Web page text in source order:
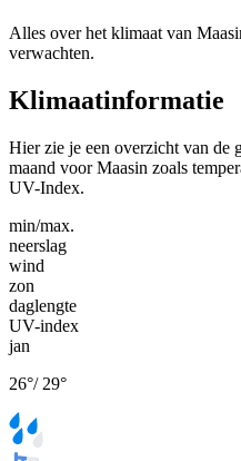
Alles over het klimaat van
verwachten.
Klimaatinformatie
Hier zie je een overzicht van de
maand voor Maasin zoals
UV-Index.
min/max.
neerslag
wind
zon
daglengte
UV-index
jan
26°/ 29°